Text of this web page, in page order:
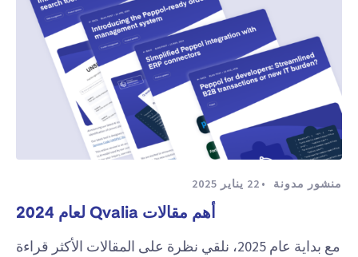
منشور مدونة 22 يناير 2025
أهم مقالات Qvalia لعام 2024
مع بداية عام 2025، نلقي نظرة على المقالات الأكثر قراءة